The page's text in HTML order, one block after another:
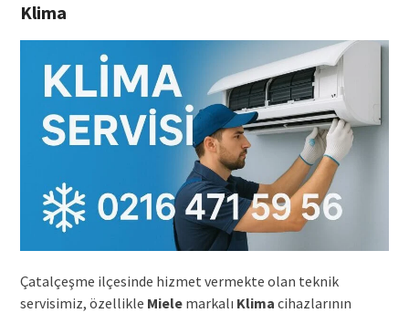
Klima
Çatalçeşme ilçesinde hizmet vermekte olan teknik
servisimiz, özellikle Mielemarkalı Klima cihazlarının